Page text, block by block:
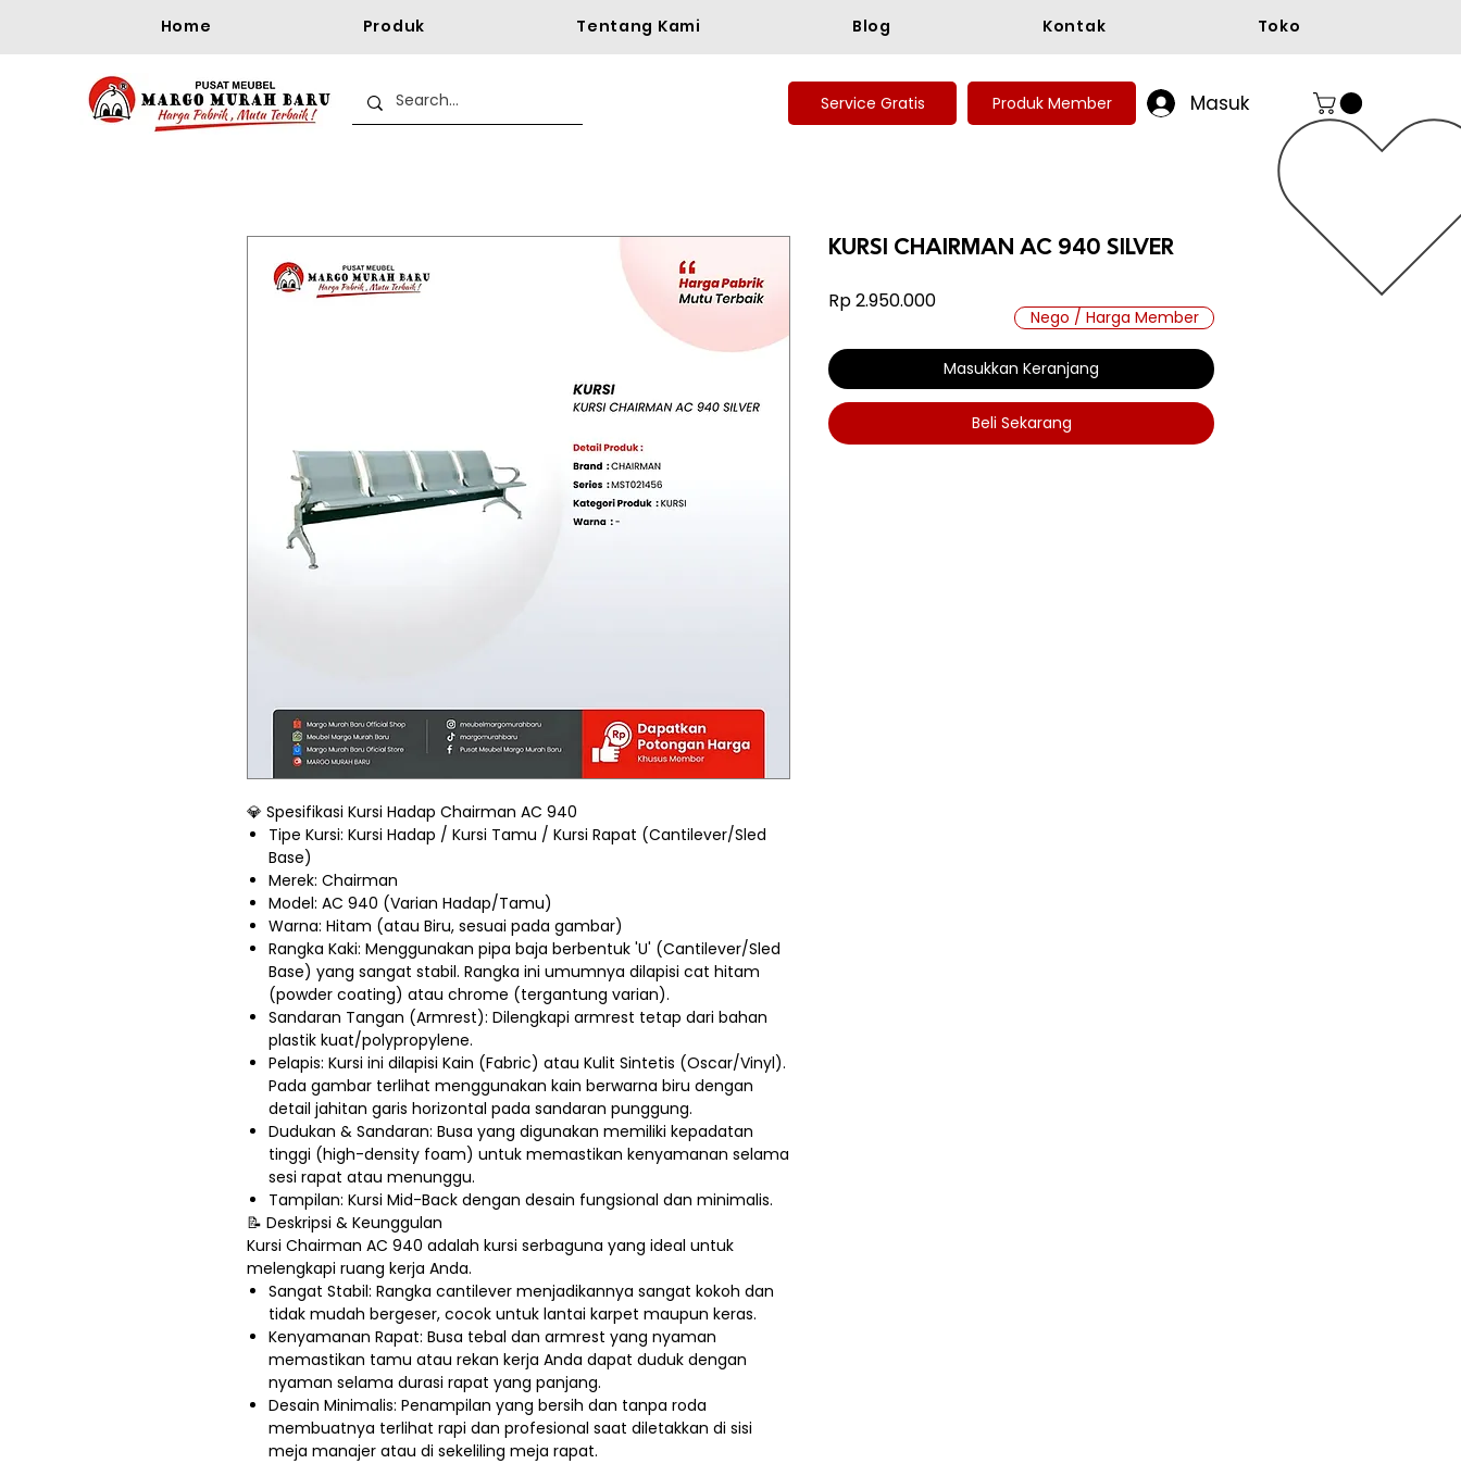
Home Produk Tentang Kami Blog Kontak Toko
Service Gratis Produk Member Masuk
💎 Spesifikasi Kursi Hadap Chairman AC 940
Tipe Kursi: Kursi Hadap / Kursi Tamu / Kursi Rapat (Cantilever/Sled
Base)
Merek: Chairman
Model: AC 940 (Varian Hadap/Tamu)
Warna: Hitam (atau Biru, sesuai pada gambar)
Rangka Kaki: Menggunakan pipa baja berbentuk 'U' (Cantilever/Sled
Base) yang sangat stabil. Rangka ini umumnya dilapisi cat hitam
(powder coating) atau chrome (tergantung varian).
Sandaran Tangan (Armrest): Dilengkapi armrest tetap dari bahan
plastik kuat/polypropylene.
Pelapis: Kursi ini dilapisi Kain (Fabric) atau Kulit Sintetis (Oscar/Vinyl).
Pada gambar terlihat menggunakan kain berwarna biru dengan
detail jahitan garis horizontal pada sandaran punggung.
Dudukan & Sandaran: Busa yang digunakan memiliki kepadatan
tinggi (high-density foam) untuk memastikan kenyamanan selama
sesi rapat atau menunggu.
Tampilan: Kursi Mid-Back dengan desain fungsional dan minimalis.
📝 Deskripsi & Keunggulan
Kursi Chairman AC 940 adalah kursi serbaguna yang ideal untuk
melengkapi ruang kerja Anda.
Sangat Stabil: Rangka cantilever menjadikannya sangat kokoh dan
tidak mudah bergeser, cocok untuk lantai karpet maupun keras.
Kenyamanan Rapat: Busa tebal dan armrest yang nyaman
memastikan tamu atau rekan kerja Anda dapat duduk dengan
nyaman selama durasi rapat yang panjang.
Desain Minimalis: Penampilan yang bersih dan tanpa roda
membuatnya terlihat rapi dan profesional saat diletakkan di sisi
meja manajer atau di sekeliling meja rapat.
KURSI CHAIRMAN AC 940 SILVER
Rp 2.950.000Harga
Masukkan Keranjang
Beli Sekarang
Nego / Harga Member